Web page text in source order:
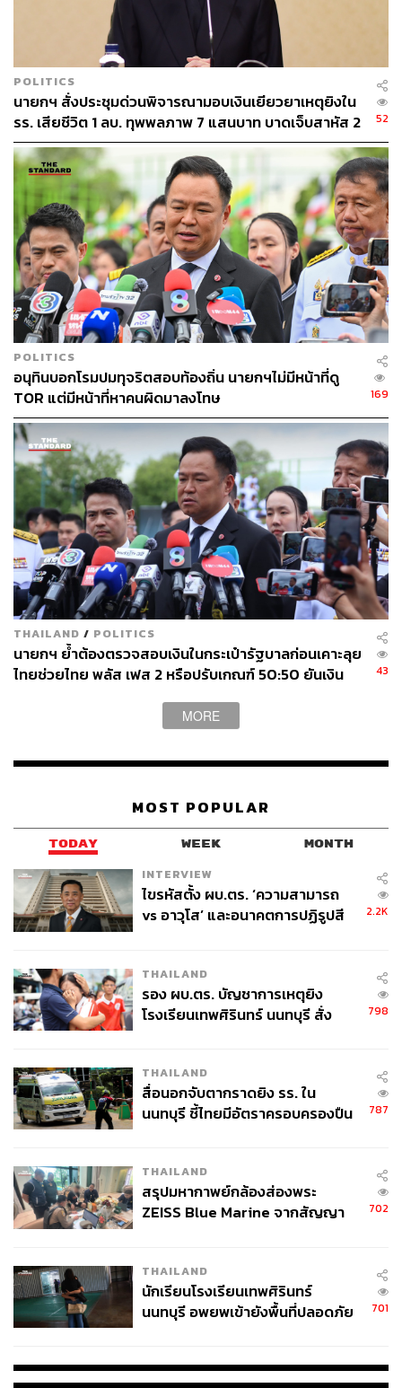
เพียงการปกป้อง และตอบโต้ ซึ่งไม่เคยมีในประวัติศาสตร์ว่า
ไทยไปรุกรานประเทศเพื่อนบ้านรอบทิศ
เมื่อผู้สื่อข่าวถามถึงกรณีที่อันวาร์ อิมราฮิม นายกรัฐมนตรี
มาเลเซีย เผย เตรียมใช้เวทีประชุม รัฐมนตรีว่าการกระทรวง
ต่างประเทศ อาเซียน นัดพิเศษ 22 ธ.ค.นี้ เปิดเจรจาหยุดยิง
ชายแดนไทย – กัมพูชา รอบใหม่ นายกรัฐมนตรี กล่าวว่า เขา
ไม่ได้ใช้ เป็นเพียงการเชิญรัฐมนตรีของอาเซียนไปประชุม
ก่อนหน้านี้ สีหศักดิ์ พวงเกตุแก้ว รัฐมนตรีว่าการกระทรวง
การต่างประเทศ บอกว่า จะไม่ไปกรุงกัวลาลัมเปอร์ แต่จะไป
กรุงจาการ์ตา แต่อันวาร์ โทรกลับมาบอกว่าให้กลับไปที่กรุง
กัวลาลัมเปอร์ เพราะเรื่องเจรจาเริ่มที่นั่นหลายครั้งแล้ว ซึ่งตน
ก็ยินยอม และไม่มีปัญหา พร้อมย้ำว่า รัฐบาลมีเหตุมีผล ตราบ
ใดที่ประเทศไทยไม่เสียประโยชน์
ส่วนบทสรุปจะกลายเป็นเจรจาและกลับไปปะทะกันอีกหรือไม่
นายกรัฐมนตรี ถามกลับว่า ประเทศไทยหรือไม่ เรามี 4 ข้อที่
ได้ลงนามกันไว้ และประเทศไทยก็ดำเนินการทุกอย่าง
“ถอนทหาร ถอนอาวุธ ถอนทุ่นระเบิด เราทำ ปราบสแกมเม
อร์เราทำหนักเลย กลับไปที่กัมพูชา ถอนหรือเปล่า ถอนปิ๊บๆ
ถอนคน แต่อาวุธยังอยู่ ไม่ทำเท่าประเทศไทย ทุ่นระเบิด
จัดการให้มันระเบิด ไม่ได้จัดการถอน สแกมเมอร์ไม่ได้ทำเลย
ประเทศไทยต้องทำทุกอย่าง บ้านหนองจาน บ้านหนองหญ้า
แก้ว ก็ไม่ร่วมบริหารจัดการ แล้วคนที่อยากให้เจรจากันควร
จะไปบอกใคร ระหว่างคนตีกับคนถูกตี” นายกรัฐมนตรี กล่าว
เมื่อผู้สื่อข่าวถามต่อว่า ไม่สามารถบอกได้หรือไม่ว่า
สถานการณ์จะจบลงเมื่อใด นายกรัฐมนตรี กล่าวว่า เรารักษา
อธิปไตย เกียรติภูมิ แผ่นดิน ความปลอดภัยของประชาชน เรา
ยังทำแค่นี้อยู่ ยังไม่มีเป้าหมายอื่น
ทำเนียบรัฐบาล
61
ABOUT THE AUTHOR
THE STANDARD TEAM
กองบรรณาธิการ THE STANDARD
ฐานิส สุดโต
บรรณาธิการภาพ ประจำสำนักข่าว THE
STANDARD
POLITICS
นายกฯ สั่งประชุมด่วนพิจารณามอบเงินเยียวยาเหตุยิงใน
รร. เสียชีวิต 1 ลบ. ทุพพลภาพ 7 แสนบาท บาดเจ็บสาหัส 2
แสนบาท บาดเจ็บเล็กน้อย 1 แสนบาท
52
POLITICS
อนุทินบอกโรมปมทุจริตสอบท้องถิ่น นายกฯไม่มีหน้าที่ดู
TOR แต่มีหน้าที่หาคนผิดมาลงโทษ
169
THAILAND / POLITICS
นายกฯ ย้ำต้องตรวจสอบเงินในกระเป๋ารัฐบาลก่อนเคาะลุย
ไทยช่วยไทย พลัส เฟส 2 หรือปรับเกณฑ์ 50:50 ยันเงิน
43
MORE
MOST POPULAR
TODAY WEEK MONTH
INTERVIEW
ไขรหัสตั้ง ผบ.ตร. ‘ความสามารถ
vs อาวุโส’ และอนาคตการปฏิรูปสี
2.2K
THAILAND
รอง ผบ.ตร. บัญชาการเหตุยิง
โรงเรียนเทพศิรินทร์ นนทบุรี สั่ง
798
THAILAND
สื่อนอกจับตากราดยิง รร. ใน
นนทบุรี ชี้ไทยมีอัตราครอบครองปืน
787
THAILAND
สรุปมหากาพย์กล้องส่องพระ
ZEISS Blue Marine จากสัญญา
จ่ายหนี้-แอบระบุแบรนด์
702
THAILAND
นักเรียนโรงเรียนเทพศิรินทร์
นนทบุรี อพยพเข้ายังพื้นที่ปลอดภัย
701